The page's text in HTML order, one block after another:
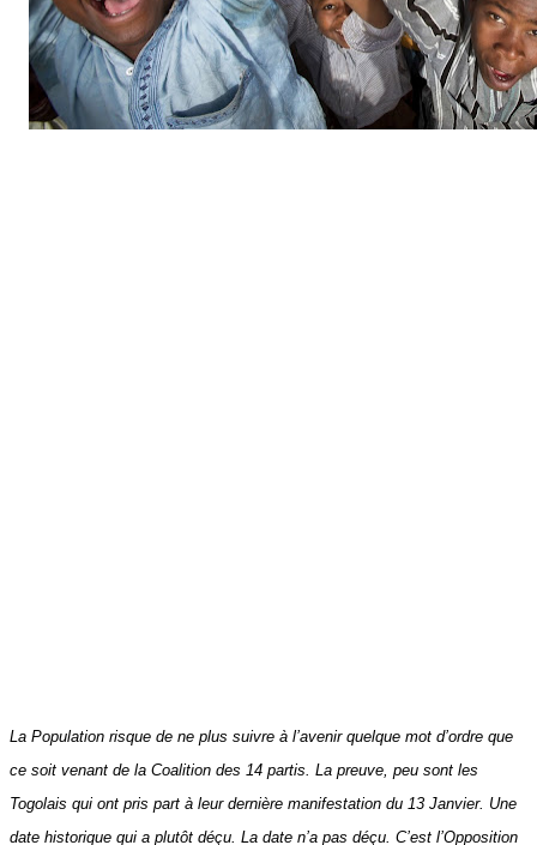
La Population risque de ne plus suivre à l’avenir quelque mot d’ordre que
ce soit venant de la Coalition des 14 partis. La preuve, peu sont les
Togolais qui ont pris part à leur dernière manifestation du 13 Janvier. Une
date historique qui a plutôt déçu. La date n’a pas déçu. C’est l’Opposition